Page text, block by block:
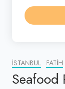
İSTANBUL FATIH
Seafood